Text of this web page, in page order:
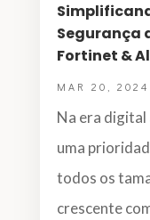
Segurança
Fortinet &
MAR 20, 2024
Na era digital
uma
todos os
crescente